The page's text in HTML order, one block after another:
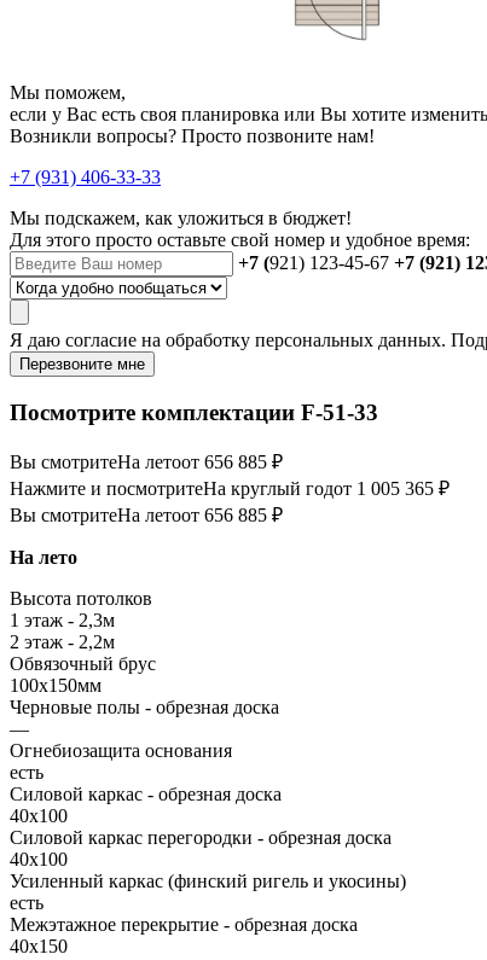
Мы поможем,
если у Вас есть своя планировка или Вы хотите
Возникли вопросы? Просто позвоните нам!
+7 (931) 406-33-33
Мы подскажем, как уложиться в бюджет!
Для этого просто оставьте свой номер и удобное время:
+7 (921) 123-45-67 +7 (921)
Я даю согласие на обработку персональных данных.
Перезвоните мне
Посмотрите комплектации F-51-33
Вы смотритеНа летоот 656 885 ₽
Нажмите и посмотритеНа круглый годот 1 005 365 ₽
Вы смотритеНа летоот 656 885 ₽
На лето
Высота потолков
1 этаж - 2,3м
2 этаж - 2,2м
Обвязочный брус
100х150мм
Черновые полы - обрезная доска
—
Огнебиозащита основания
есть
Силовой каркас - обрезная доска
40х100
Силовой каркас перегородки - обрезная доска
40x100
Усиленный каркас (финский ригель и укосины)
есть
Межэтажное перекрытие - обрезная доска
40х150